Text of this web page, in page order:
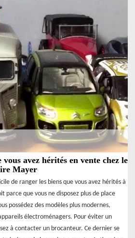
avez hérités en vente chez le
Mayer
de ranger les biens que vous avez hérités à
parce que vous ne disposez plus de place
possédez des modèles plus modernes,
électroménagers. Pour éviter un
à contacter un brocanteur. Ce dernier se